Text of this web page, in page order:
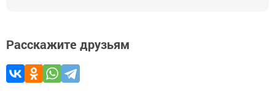
Расскажите друзьям